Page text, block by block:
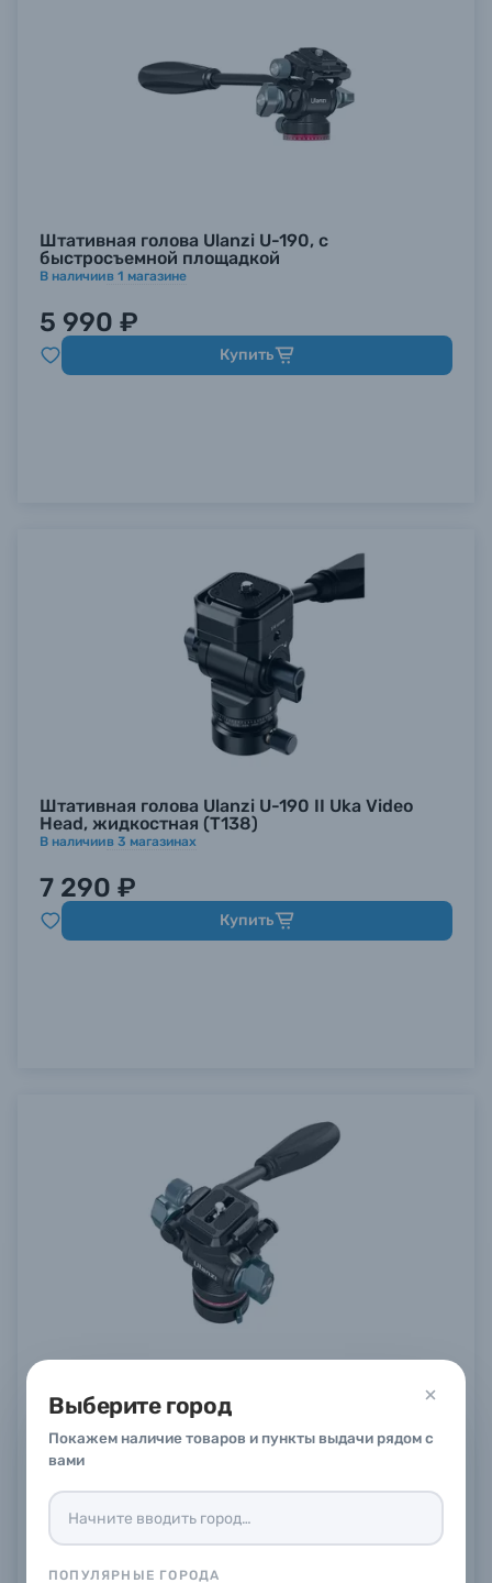
Выберите город
Покажем наличие товаров и пункты выдачи рядом с
вами
ПОПУЛЯРНЫЕ ГОРОДА
Штативная голова Ulanzi U-190, с
быстросъемной площадкой
В наличиив 1 магазине
5 990 ₽
Купить
Штативная голова Ulanzi U-190 II Uka Video
Head, жидкостная (T138)
В наличиив 3 магазинах
7 290 ₽
Купить
В наличиив4магазинах
11 290 ₽